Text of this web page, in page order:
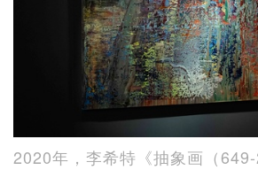
2020年，李希特《抽象画（